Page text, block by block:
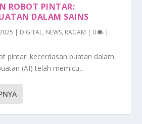
ROBOT PINTAR:
DALAM SAINS
| DIGITAL, NEWS, RAGAM | 0 |
pintar: kecerdasan buatan dalam
(AI) telah memicu...